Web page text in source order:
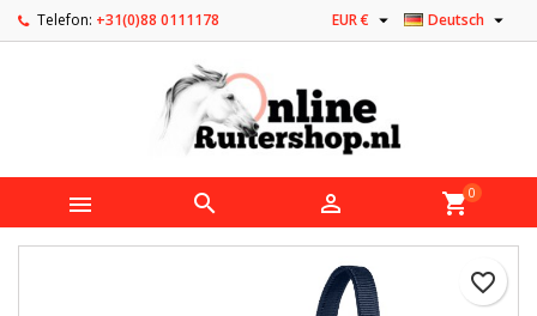
Telefon: +31(0)88 0111178 Deutsch 
EUR € 
   shopping_cart0
favorite_border